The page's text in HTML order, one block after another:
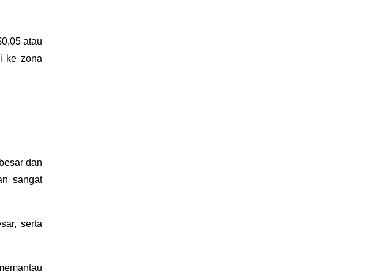
atau
ke zona
dan
sangat
serta